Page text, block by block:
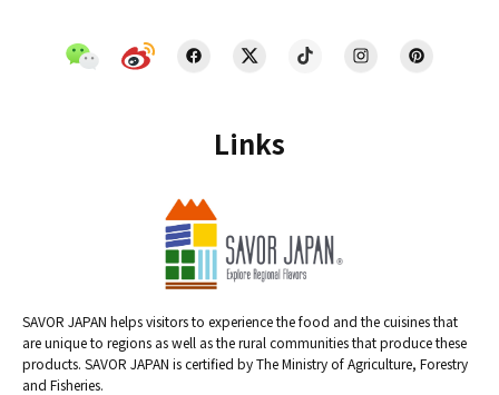
Links
SAVOR JAPAN helps visitors to experience the food and the cuisines that
are unique to regions as well as the rural communities that produce these
products. SAVOR JAPAN is certified by The Ministry of Agriculture, Forestry
and Fisheries.